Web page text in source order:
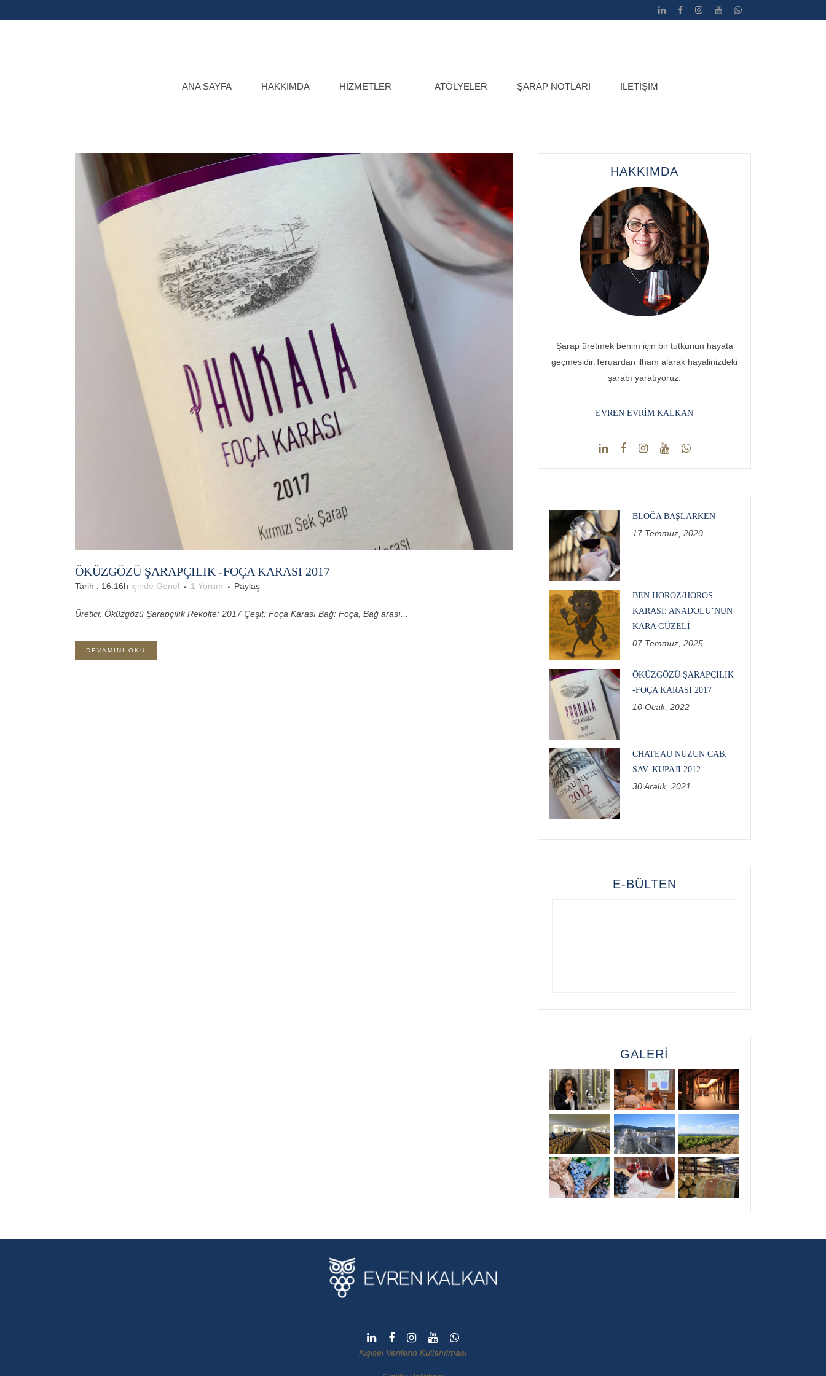
ANA SAYFA HAKKIMDA HIZMETLER ATÖLYELER ŞARAP NOTLARI İLETIŞIM
ÖKÜZGÖZÜ ŞARAPÇILIK -FOÇA KARASI 2017
Tarih : 16:16h içinde Genel 1 Yorum Paylaş
Üretici: Öküzgözü Şarapçılık Rekolte: 2017 Çeşit: Foça Karası Bağ: Foça, Bağ arası...
DEVAMINI OKU
HAKKIMDA
Şarap üretmek benim için bir tutkunun hayata
geçmesidir.Teruardan ilham alarak hayalinizdeki
şarabı yaratıyoruz.
EVREN EVRIM KALKAN
BLOĞA BAŞLARKEN
17 Temmuz, 2020
BEN HOROZ/HOROS
KARASI: ANADOLU’NUN
KARA GÜZELI
07 Temmuz, 2025
ÖKÜZGÖZÜ ŞARAPÇILIK
-FOÇA KARASI 2017
10 Ocak, 2022
CHATEAU NUZUN CAB.
SAV. KUPAJI 2012
30 Aralık, 2021
E-BÜLTEN
GALERİ
Kişisel Verilerin Kullanılması